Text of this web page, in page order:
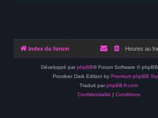
Index du forum Heures au
Développé par phpBB® Forum Software ©
Prosilver Dark Edition by Premium phpBB
Traduit par phpBB-fr.com
Confidentialité | Conditions